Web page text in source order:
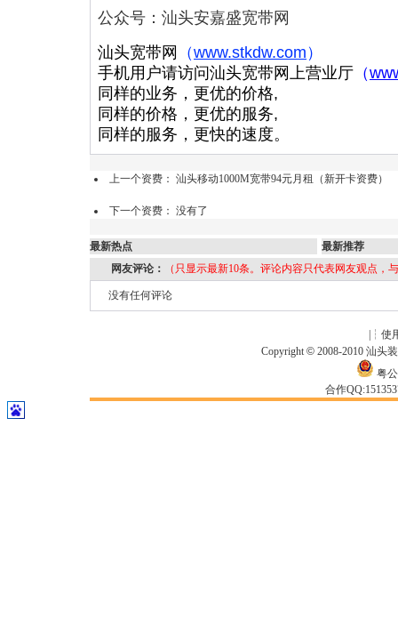
公众号：汕头安嘉盛宽带网
汕头宽带网
（www.stkdw.com ）
手机用户请访问汕头宽带网上营业厅 （
同样的业务，更优的价格,
同样的价格，更优的服务,
同样的服务，更快的速度。
上一个资费： 汕头移动1000M宽带94元月租（新开卡资费）
下一个资费： 没有了
最新热点
最新推荐
网友评论：
（只显示最新10条。评论内容只代表网友观点，
没有任何评论
|┆ 使
Copyright © 2008-2010 汕头
粤
合作